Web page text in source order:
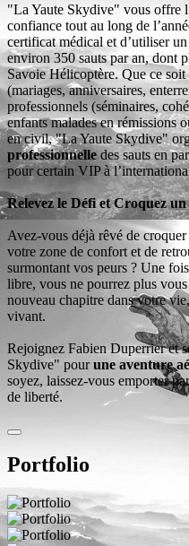
"La Yaute Skydive" vous offre
confiance tout au long de
certificat médical et d’utiliser un
environ 350 sauts par an, dont
Savoie Hélicoptère. Que ce soit
(mariages, anniversaires,
professionnels (séminaires,
enfants malades en rémissions
en civil, "La Yaute Skydive"
professionnelle des sauts en
pour certain VIP à
Relevez le Défi et Croquez
Avez-vous déjà rêvé de
votre zone de confort et de
surmontant vos peurs ? Une
libre, vous ne pourrez plus
nouveau chapitre dans votre
vivant.
Rejoignez Fabien Duperrier et
Skydive" pourune aventure
soyez, laissez-vous emporter
de liberté.
Portfolio